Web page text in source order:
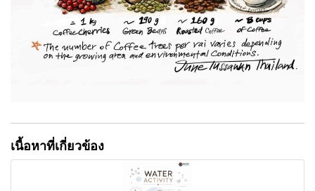
เนื้อหาที่เกี่ยวข้อง